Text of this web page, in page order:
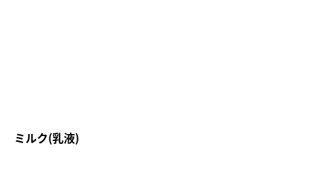
ミルク(乳液)